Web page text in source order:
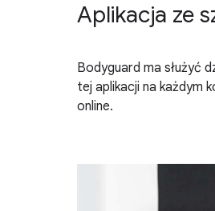
Aplikacja ze
Bodyguard ma służyć
tej aplikacji na każdym
online.